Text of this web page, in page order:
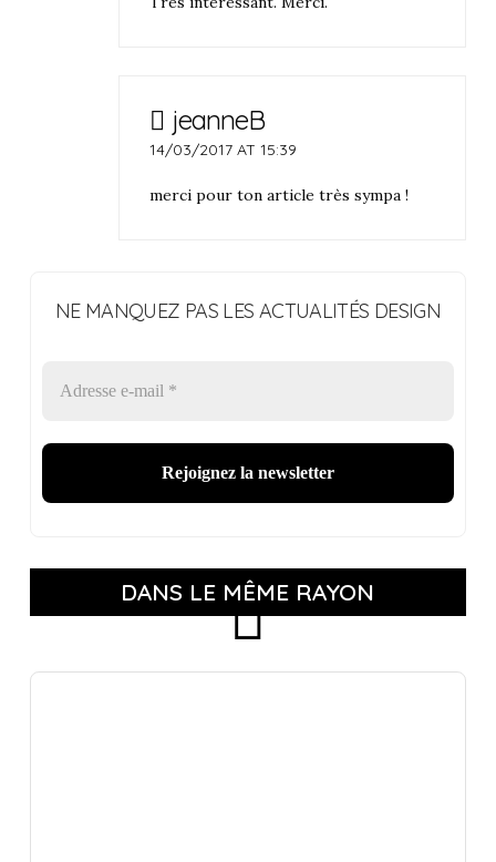
jeanneB
14/03/2017 AT 15:39
merci pour ton article très sympa !
NE MANQUEZ PAS LES ACTUALITÉS DESIGN
DANS LE MÊME RAYON